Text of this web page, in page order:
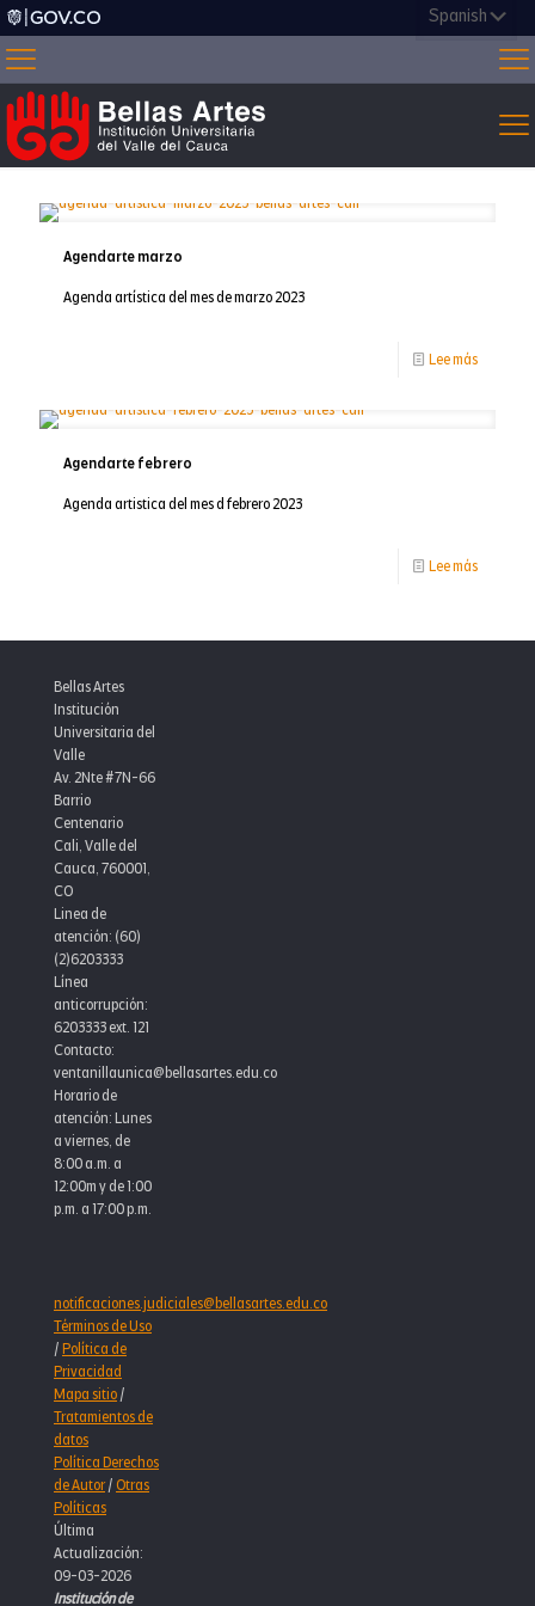
Agendarte marzo
Agenda artística del mes de marzo 2023
Lee más-
Agendarte febrero
Agenda artistica del mes d febrero 2023
Lee más-
febrero
Bellas Artes
Institución
Universitaria del
Valle
Av. 2Nte #7N-66
Barrio
Centenario
Cali, Valle del
Cauca, 760001,
CO
Linea de
atención: (60)
(2)6203333
Línea
anticorrupción:
6203333 ext. 121
Contacto:
ventanillaunica@bellasartes.edu.co
Horario de
atención: Lunes
a viernes, de
8:00 a.m. a
12:00m y de 1:00
p.m. a 17:00 p.m.
notificaciones.judiciales@bellasartes.edu.co
Términos de Uso
/Política de
Privacidad
Mapa sitio/
Tratamientos de
datos
Política Derechos
de Autor/Otras
Políticas
Última
Actualización:
09-03-2026
Institución de